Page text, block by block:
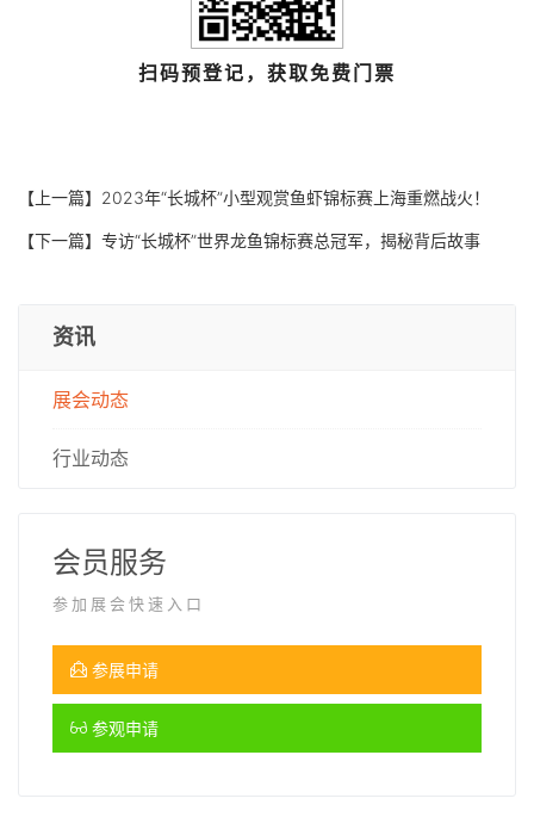
扫码预登记，获取免费门票
【上一篇】 2023年“长城杯”小型观赏鱼虾锦标赛上海重燃战火！
【下一篇】 专访“长城杯”世界龙鱼锦标赛总冠军，揭秘背后故事
资讯
展会动态
行业动态
会员服务
参加展会快速入口
参展申请
参观申请